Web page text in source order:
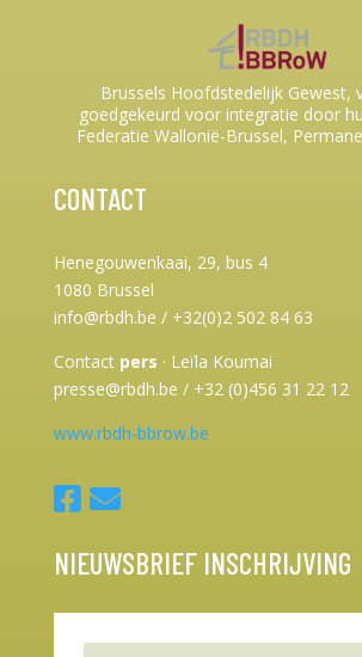
Brussels Hoofdstedelijk Gewest,
goedgekeurd voor integratie door
Federatie Wallonië-Brussel,
CONTACT
Henegouwenkaai, 29, bus 4
1080 Brussel
info@rbdh.be / +32(0)2 502 84 63
Contact pers · Leïla Koumai
presse@rbdh.be / +32 (0)456 31 22 12
www.rbdh-bbrow.be
NIEUWSBRIEF INSCHRIJVING